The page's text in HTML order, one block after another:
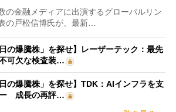
の金融メディアに出演するグローバルリン
の戸松信博氏が、最新…
の爆騰株」を探せ】レーザーテック：最先
可欠な検査装…
の爆騰株」を探せ】TDK：AIインフラを支
ー 成長の再評…